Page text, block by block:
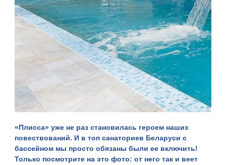
«Плисса» уже не раз становилась героем наших
повествований. И в топ санаториев Беларуси с
бассейном мы просто обязаны были ее включить!
Только посмотрите на это фото: от него так и веет